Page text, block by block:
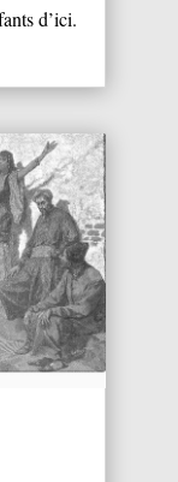
d’ici.